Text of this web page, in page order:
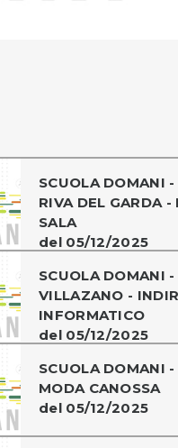
SCUOLA DOMANI -
RIVA DEL GARDA
SALA
del 05/12/2025
SCUOLA DOMANI -
VILLAZANO -
INFORMATICO
del 05/12/2025
SCUOLA DOMANI
MODA CANOSSA
del 05/12/2025